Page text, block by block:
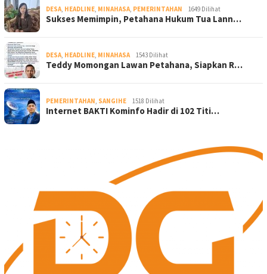
DESA, HEADLINE, MINAHASA, PEMERINTAHAN 1649 Dilihat
Sukses Memimpin, Petahana Hukum Tua Lann…
DESA, HEADLINE, MINAHASA 1543 Dilihat
Teddy Momongan Lawan Petahana, Siapkan R…
PEMERINTAHAN, SANGIHE 1518 Dilihat
Internet BAKTI Kominfo Hadir di 102 Titi…